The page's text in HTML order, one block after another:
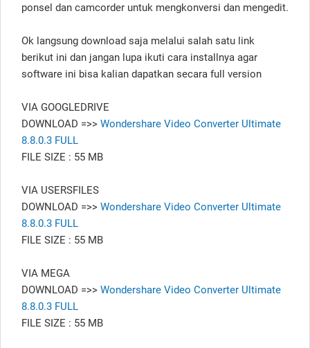
ponsel dan camcorder untuk mengkonversi dan mengedit.
Ok langsung download saja melalui salah satu link
berikut ini dan jangan lupa ikuti cara installnya agar
software ini bisa kalian dapatkan secara full version
VIA GOOGLEDRIVE
DOWNLOAD =>> Wondershare Video Converter Ultimate
8.8.0.3 FULL
FILE SIZE : 55 MB
VIA USERSFILES
DOWNLOAD =>> Wondershare Video Converter Ultimate
8.8.0.3 FULL
FILE SIZE : 55 MB
VIA MEGA
DOWNLOAD =>> Wondershare Video Converter Ultimate
8.8.0.3 FULL
FILE SIZE : 55 MB